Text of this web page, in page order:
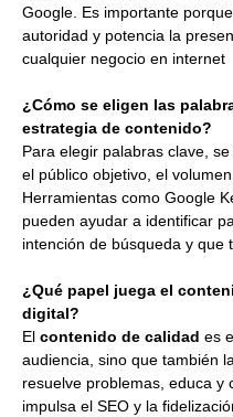
Google. Es importante
autoridad y potencia la
cualquier negocio en internet
¿Cómo se eligen las
estrategia de contenido?
Para elegir palabras clave,
el público objetivo, el
Herramientas como Google
pueden ayudar a identificar
intención de búsqueda y que
¿Qué papel juega el
digital?
El contenido de calidad es
audiencia, sino que también
resuelve problemas, educa y
impulsa el SEO y la